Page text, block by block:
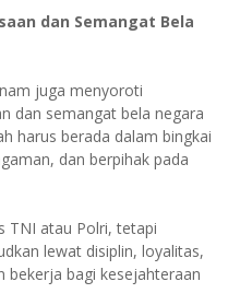
dan Semangat Bela
juga menyoroti
dan semangat bela negara
harus berada dalam bingkai
dan berpihak pada
TNI atau Polri, tetapi
lewat disiplin, loyalitas,
bekerja bagi kesejahteraan